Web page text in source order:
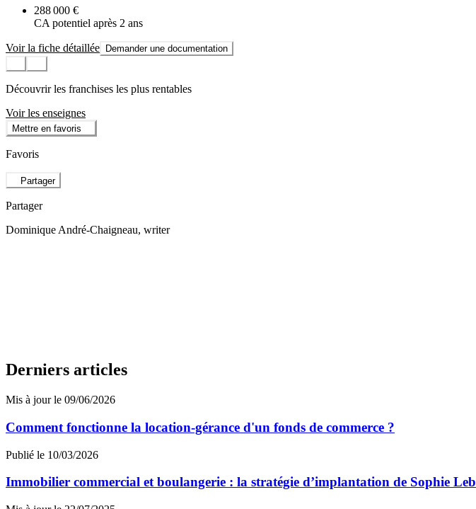
288 000 €
CA potentiel après 2 ans
Voir la fiche détaillée Demander une documentation
Découvrir les franchises les plus rentables
Voir les enseignes
Mettre en favoris
Favoris
Partager
Partager
Dominique André-Chaigneau, writer
Derniers articles
Mis à jour le 09/06/2026
Comment fonctionne la location-gérance d'un fonds de commerce ?
Publié le 10/03/2026
Immobilier commercial et boulangerie : la stratégie d’implantation de Sophie